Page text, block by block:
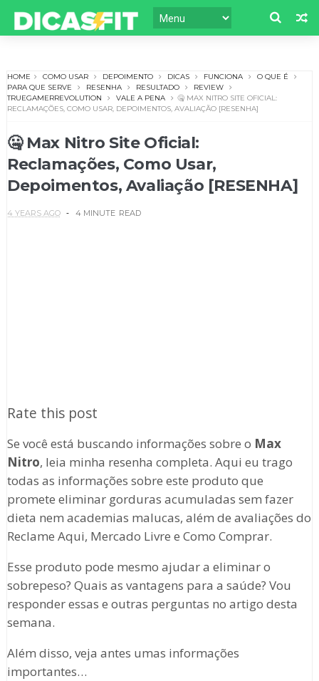
HOME COMO USAR DEPOIMENTO DICAS FUNCIONA
O QUE É
PARA QUE SERVE
RESENHA RESULTADO
REVIEW
TRUEGAMERREVOLUTION
VALE A PENA
🤐 MAX NITRO SITE OFICIAL:
RECLAMAÇÕES, COMO USAR, DEPOIMENTOS, AVALIAÇÃO [RESENHA]
🤐 Max Nitro Site Oficial:
Reclamações, Como Usar,
Depoimentos, Avaliação [RESENHA]
4 YEARS AGO 4 MINUTE READ
Rate this post
Se você está buscando informações sobre o Max
Nitro, leia minha resenha completa. Aqui eu trago
todas as informações sobre este produto que
promete eliminar gorduras acumuladas sem fazer
dieta nem academias malucas, além de avaliações do
Reclame Aqui, Mercado Livre e Como Comprar.
Esse produto pode mesmo ajudar a eliminar o
sobrepeso? Quais as vantagens para a saúde? Vou
responder essas e outras perguntas no artigo desta
semana.
Além disso, veja antes umas informações
importantes…